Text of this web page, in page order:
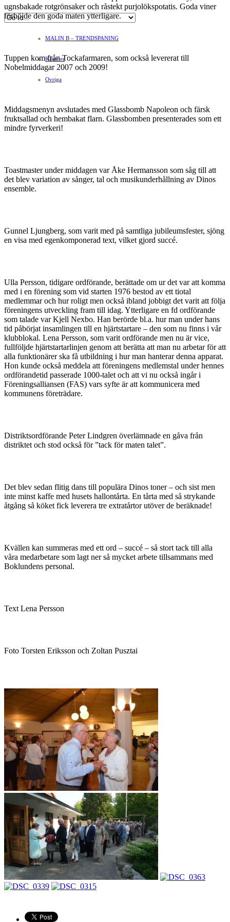
Hvilan – Trädgårdstips
MALIN B – TRENDSPANING
Kåserier
Ovriga
ugnsbakade rotgrönsaker och råstekt purjolökspotatis. Goda viner
förhöjde den goda maten ytterligare.
Tuppen kom från Tockafarmaren, som också levererat till
Nobelmiddagar 2007 och 2009!
Middagsmenyn avslutades med Glassbomb Napoleon och färsk
fruktsallad och hembakat flarn. Glassbomben presenterades som ett
mindre fyrverkeri!
Toastmaster under middagen var Åke Hermansson som såg till att
det blev variation av sånger, tal och musikunderhållning av Dinos
ensemble.
Gunnel Ljungberg, som varit med på samtliga jubileumsfester, sjöng
en visa med egenkomponerad text, vilket gjord succé.
Ulla Persson, tidigare ordförande, berättade om ur det var att komma
med i en förening som vid starten 1976 bestod av ett tiotal
medlemmar och hur roligt men också ibland jobbigt det varit att följa
föreningens utveckling fram till idag. Ytterligare en fd ordförande
som talade var Kjell Nexbo. Han berörde bl.a. hur man under hans
tid påbörjat insamlingen till en hjärtstartare – den som nu finns i vår
klubblokal. Lena Persson, som varit ordförande men nu är vice,
fullföljde hjärtstartarlinjen genom att berätta att man nu arbetar för att
alla funktionärer ska få utbildning i hur man hanterar denna apparat.
Hon kunde också meddela att föreningens medlemstal under hennes
ordförandetid passerade 1000-talet och att vi nu också ingår i
Föreningsalliansen (FAS) vars syfte är att kommunicera med
kommunens företrädare.
Distriktsordförande Peter Lindgren överlämnade en gåva från
distriktet och stod också för ”tack för maten talet”.
Det blev sedan flitig dans till populära Dinos toner – och sist men
inte minst kaffe med husets hallontårta. En tårta med så strykande
åtgång så köket fick leverera tre extratårtor utöver de beräknade!
Kvällen kan summeras med ett ord – succé – så stort tack till alla
våra medarbetare som lagt ner så mycket arbete tillsammans med
Boklundens personal.
Text Lena Persson
Foto Torsten Eriksson och Zoltan Pusztai